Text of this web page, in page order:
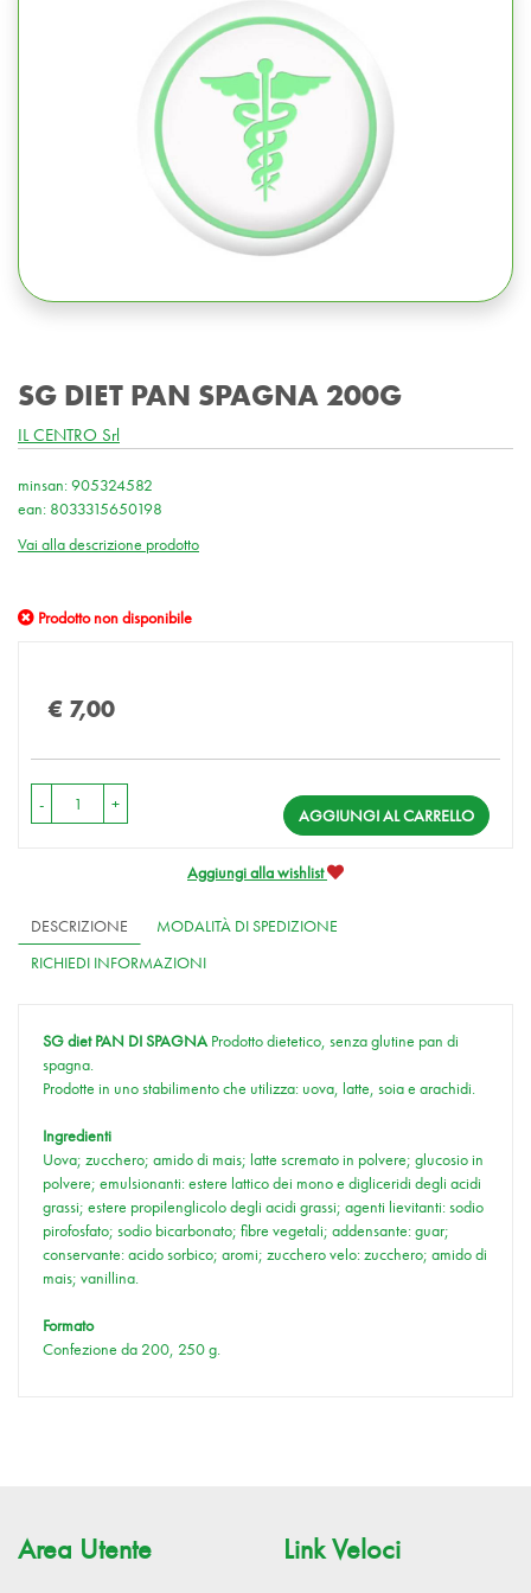
SG DIET PAN SPAGNA 200G
IL CENTRO Srl
minsan: 905324582
ean: 8033315650198
Vai alla descrizione prodotto
Prodotto non disponibile
€ 7,00
- +
AGGIUNGI AL CARRELLO
Aggiungi alla wishlist
DESCRIZIONE
MODALITÀ DI SPEDIZIONE
RICHIEDI INFORMAZIONI
SG diet PAN DI SPAGNAProdotto dietetico, senza glutine pan di
spagna.
Prodotte in uno stabilimento che utilizza: uova, latte, soia e arachidi.
Ingredienti
Uova; zucchero; amido di mais; latte scremato in polvere; glucosio in
polvere; emulsionanti: estere lattico dei mono e digliceridi degli acidi
grassi; estere propilenglicolo degli acidi grassi; agenti lievitanti: sodio
pirofosfato; sodio bicarbonato; fibre vegetali; addensante: guar;
conservante: acido sorbico; aromi; zucchero velo: zucchero; amido di
mais; vanillina.
Formato
Confezione da 200, 250 g.
Area Utente Link Veloci